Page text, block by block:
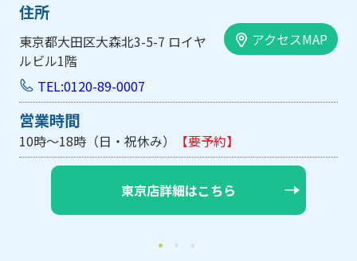
住所
大阪市中央区内平野町1-1-5 西大
手前ビル103号
アクセスMAP
TEL:0120-89-0007
営業時間
10時～18時（日・祝休み/土曜は不定休）
大阪店詳細はこちら